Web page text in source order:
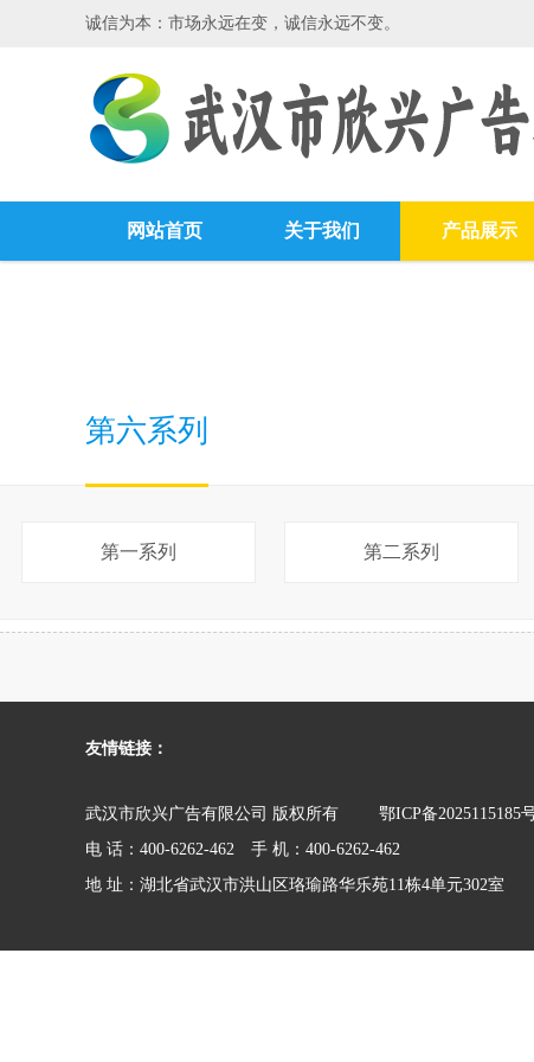
诚信为本：市场永远在变，诚信永远不变。
网站首页 关于我们 产品展示
第六系列
第一系列 第二系列
友情链接：
武汉市欣兴广告有限公司 版权所有 鄂ICP备2025115185
电 话：400-6262-462 手 机：400-6262-462
地 址：湖北省武汉市洪山区珞瑜路华乐苑11栋4单元302室